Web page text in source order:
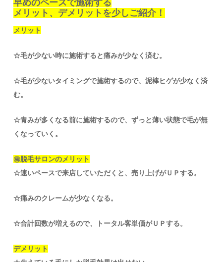
早めのペースで施術する
メリット、デメリットを少しご紹介！
メリット
☆毛が少ない時に施術すると痛みが少なく済む。
☆毛が少ないタイミングで施術するので、泥棒ヒゲが少なく済
む。
☆青みが多くなる前に施術するので、ずっと薄い状態で毛が無
くなっていく。
㊙脱毛サロンのメリット
☆速いペースで来店していただくと、売り上げがＵＰする。
☆痛みのクレームが少なくなる。
☆合計回数が増えるので、トータル客単価がＵＰする。
デメリット